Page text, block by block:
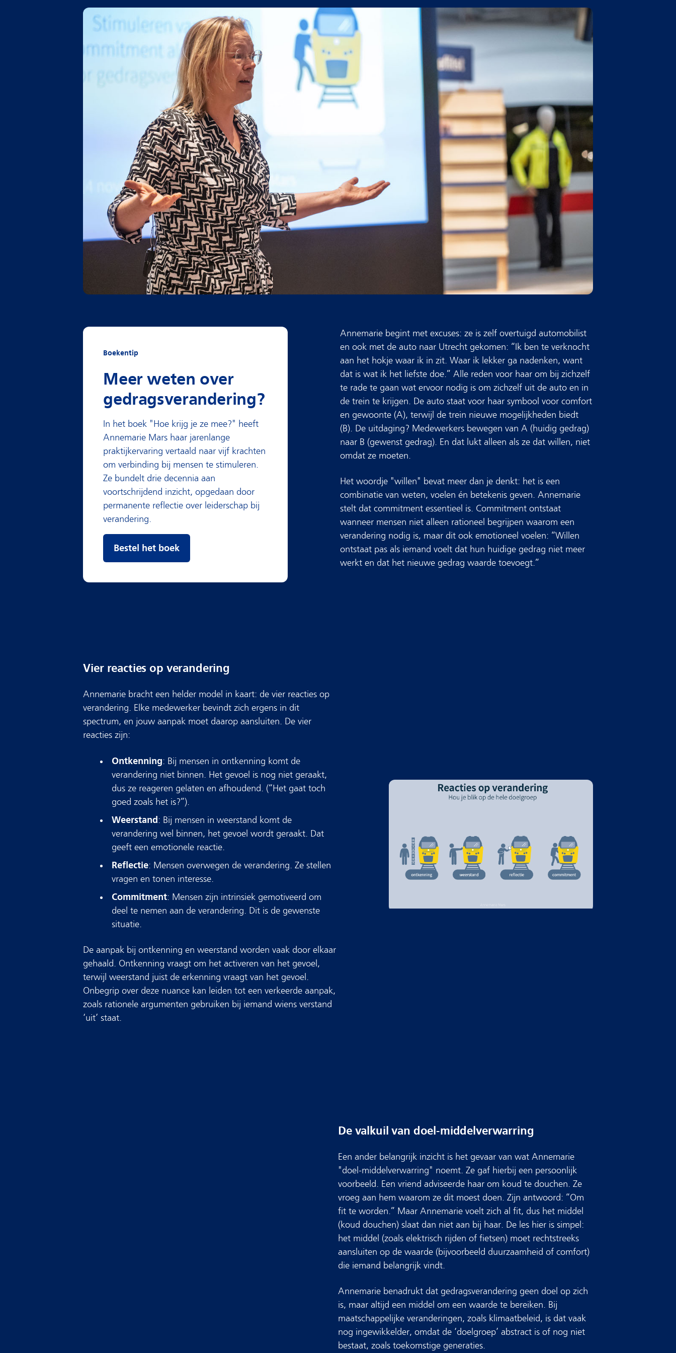
Boekentip
Meer weten over
gedragsverandering?
In het boek "Hoe krijg je ze mee?" heeft
Annemarie Mars haar jarenlange
praktijkervaring vertaald naar vijf krachten
om verbinding bij mensen te stimuleren.
Ze bundelt drie decennia aan
voortschrijdend inzicht, opgedaan door
permanente reflectie over leiderschap bij
verandering.
Bestel het boek
Annemarie begint met excuses: ze is zelf overtuigd automobilist
en ook met de auto naar Utrecht gekomen: “Ik ben te verknocht
aan het hokje waar ik in zit. Waar ik lekker ga nadenken, want
dat is wat ik het liefste doe.” Alle reden voor haar om bij zichzelf
te rade te gaan wat ervoor nodig is om zichzelf uit de auto en in
de trein te krijgen. De auto staat voor haar symbool voor comfort
en gewoonte (A), terwijl de trein nieuwe mogelijkheden biedt
(B). De uitdaging? Medewerkers bewegen van A (huidig gedrag)
naar B (gewenst gedrag). En dat lukt alleen als ze dat willen, niet
omdat ze moeten.
Het woordje "willen" bevat meer dan je denkt: het is een
combinatie van weten, voelen én betekenis geven. Annemarie
stelt dat commitment essentieel is. Commitment ontstaat
wanneer mensen niet alleen rationeel begrijpen waarom een
verandering nodig is, maar dit ook emotioneel voelen: “Willen
ontstaat pas als iemand voelt dat hun huidige gedrag niet meer
werkt en dat het nieuwe gedrag waarde toevoegt.”
Vier reacties op verandering
Annemarie bracht een helder model in kaart: de vier reacties op
verandering. Elke medewerker bevindt zich ergens in dit
spectrum, en jouw aanpak moet daarop aansluiten. De vier
reacties zijn:
Ontkenning: Bij mensen in ontkenning komt de
verandering niet binnen. Het gevoel is nog niet geraakt,
dus ze reageren gelaten en afhoudend. (“Het gaat toch
goed zoals het is?”).
Weerstand : Bij mensen in weerstand komt de
verandering wel binnen, het gevoel wordt geraakt. Dat
geeft een emotionele reactie.
Reflectie: Mensen overwegen de verandering. Ze stellen
vragen en tonen interesse.
Commitment: Mensen zijn intrinsiek gemotiveerd om
deel te nemen aan de verandering. Dit is de gewenste
situatie.
De aanpak bij ontkenning en weerstand worden vaak door elkaar
gehaald. Ontkenning vraagt om het activeren van het gevoel,
terwijl weerstand juist de erkenning vraagt van het gevoel.
Onbegrip over deze nuance kan leiden tot een verkeerde aanpak,
zoals rationele argumenten gebruiken bij iemand wiens verstand
‘uit’ staat.
De valkuil van doel-middelverwarring
Een ander belangrijk inzicht is het gevaar van wat Annemarie
"doel-middelverwarring" noemt. Ze gaf hierbij een persoonlijk
voorbeeld. Een vriend adviseerde haar om koud te douchen. Ze
vroeg aan hem waarom ze dit moest doen. Zijn antwoord: “Om
fit te worden.” Maar Annemarie voelt zich al fit, dus het middel
(koud douchen) slaat dan niet aan bij haar. De les hier is simpel:
het middel (zoals elektrisch rijden of fietsen) moet rechtstreeks
aansluiten op de waarde (bijvoorbeeld duurzaamheid of comfort)
die iemand belangrijk vindt.
Annemarie benadrukt dat gedragsverandering geen doel op zich
is, maar altijd een middel om een waarde te bereiken. Bij
maatschappelijke veranderingen, zoals klimaatbeleid, is dat vaak
nog ingewikkelder, omdat de ‘doelgroep’ abstract is of nog niet
bestaat, zoals toekomstige generaties.